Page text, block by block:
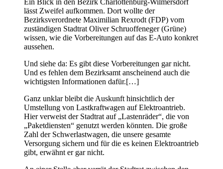
Ein Blick in den Bezirk Charlottenburg-Wilmersdorf
lässt Zweifel aufkommen. Dort wollte der
Bezirksverordnete Maximilian Rexrodt (FDP) vom
zuständigen Stadtrat Oliver Schruoffeneger (Grüne)
wissen, wie die Vorbereitungen auf das E-Auto konkret
aussehen.
Und siehe da: Es gibt diese Vorbereitungen gar nicht.
Und es fehlen dem Bezirksamt anscheinend auch die
wichtigsten Informationen dafür.[…]
Ganz unklar bleibt die Auskunft hinsichtlich der
Umstellung von Lastkraftwagen auf Elektroantrieb.
Hier verweist der Stadtrat auf „Lastenräder“, die von
„Paketdiensten“ genutzt werden könnten. Die große
Zahl der Schwerlastwagen, die unsere gesamte
Versorgung sichern und für die es keinen Elektroantrieb
gibt, erwähnt er gar nicht.